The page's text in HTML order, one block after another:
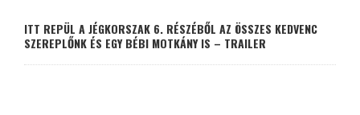
ITT REPÜL A JÉGKORSZAK 6. RÉSZÉBŐL AZ ÖSSZES KEDVENC
SZEREPLŐNK ÉS EGY BÉBI MOTKÁNY IS – TRAILER